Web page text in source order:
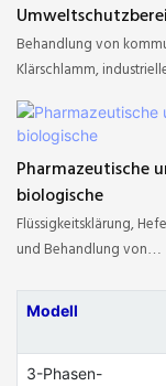
Behandlung von
Klärschlamm,
Abwasser (einschließlich
Farbschlamm,
Pharmazeutische
biologische
Flüssigkeitsklärung,
und Behandlung von
Modell
3-Phasen-